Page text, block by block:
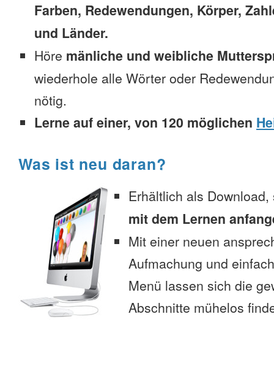
Farben, Redewendungen, Körper,
und Länder.
Höre mänliche und weibliche
wiederhole alle Wörter oder
nötig.
Lerne auf einer, von 120 möglichen
Was ist neu daran?
Erhältlich als
mit dem Lernen
Mit einer neuen
Aufmachung und
Menü lassen sich die
Abschnitte mühelos